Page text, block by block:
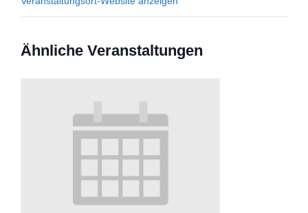
Ähnliche Veranstaltungen